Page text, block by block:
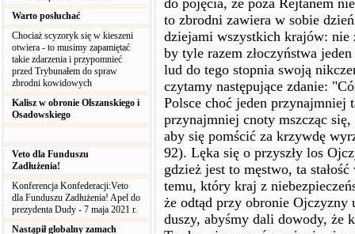
Warto posłuchać
Chociaż scyzoryk się w kieszeni
otwiera - to musimy zapamiętać
takie zdarzenia i przypomnieć
przed Trybunałem do spraw
zbrodni kowidowych
Kalisz w obronie Olszanskiego i
Osadowskiego
Veto dla Funduszu
Zadłużenia!
Konferencja Konfederacji:Veto
dla Funduszu Zadłużenia! Apel do
prezydenta Dudy - 7 maja 2021 r.
Nastąpił globalny zamach
do pojęcia, że poza Rejtanem
to zbrodni zawiera w sobie
dziejami wszystkich krajów:
by tyle razem złoczyństwa
lud do tego stopnia swoją
czytamy następujące zdanie:
Polsce choć jeden
przynajmniej cnoty mszcząc
aby się pomścić za krzywdę
92). Lęka się o przyszły los
gdzież jest to męstwo, ta
temu, który kraj z
że odtąd przy obronie Ojczyzny
duszy, abyśmy dali dowody, że